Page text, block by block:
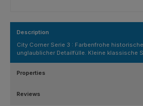
Description
City Corner Serie 3 : Farbenfrohe
unglaublicher Detailfülle. Kleine klassische
Properties
Reviews